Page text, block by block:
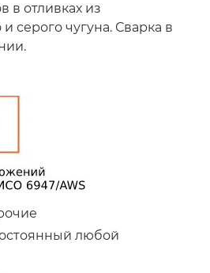
в отливках из
серого чугуна. Сварка в
любой